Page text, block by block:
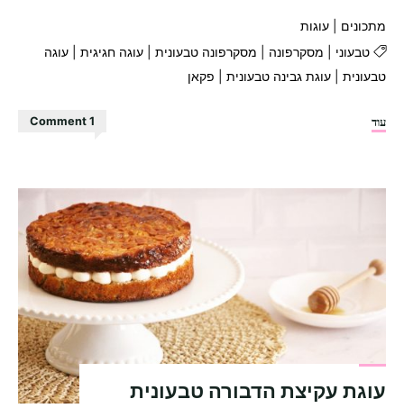
מתכונים
עוגות
טבעוני
מסקרפונה מסקרפונה טבעונית| עוגה חגיגית| עוגה
טבעונית |עוגת גבינה טבעונית פקאן
עוד"עוגת
טבעונית"
1 Comment
עוגת עקיצת הדבורה טבעונית